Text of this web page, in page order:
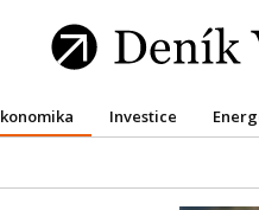
Investice